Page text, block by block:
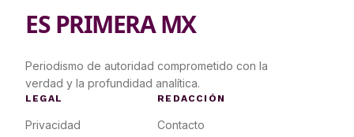
ES PRIMERA MX
Periodismo de autoridad comprometido con la
verdad y la profundidad analítica.
LEGAL
Privacidad
REDACCIÓN
Contacto